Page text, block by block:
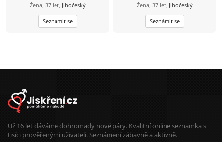
Žena, 37 let, Jihočeský
Seznámit se
Žena, 37 let, Jihočeský
Seznámit se
Už 16 let dáváme dohromady nové páry. Kvalitní online seznamka s
tisíci prověřenými uživateli. Seznámení zábavně a aktivně.